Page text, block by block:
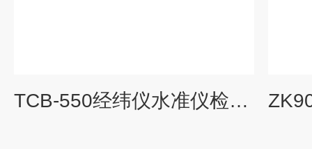
TCB-550经纬仪水准仪检定装置 ds3水准仪